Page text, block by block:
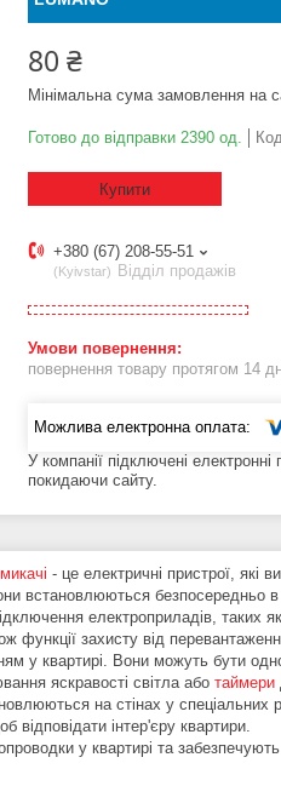
80 ₴
Мінімальна сума замовлення на
Готово до відправки 2390 од.
Купити
+380 (67) 208-55-51
Kyivstar Відділ продажів
повернення товару протягом 14
У компанії підключені
покидаючи сайту.
- це електричні пристрої, які
встановлюються безпосередньо в
електроприладів, таких
функції захисту від
у квартирі. Вони можуть бути
яскравості світла або таймери
на стінах у спеціальних
відповідати інтер'єру квартири.
у квартирі та